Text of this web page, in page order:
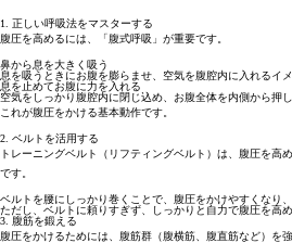
1. 正しい呼吸法をマスターする
腹圧を高めるには、「腹式呼吸」が重要です。
鼻から息を大きく吸う
息を吸うときにお腹を膨らませ、空気を腹腔内に入れるイ
息を止めてお腹に力を入れる
空気をしっかり腹腔内に閉じ込め、お腹全体を内側から押
これが腹圧をかける基本動作です。
2. ベルトを活用する
トレーニングベルト（リフティングベルト）は、腹圧を高
です。
ベルトを腰にしっかり巻くことで、腹圧をかけやすくなり
ただし、ベルトに頼りすぎず、しっかりと自力で腹圧を高
3. 腹筋を鍛える
腹圧をかけるためには、腹筋群（腹横筋、腹直筋など）を